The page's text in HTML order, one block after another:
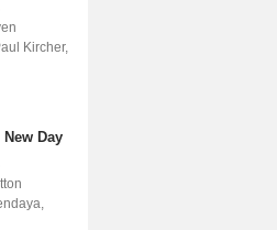
Kircher,
Day